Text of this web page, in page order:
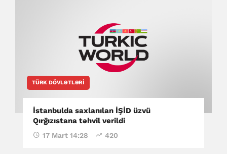
TÜRK DÖVLƏTLƏRI
İstanbulda saxlanılan İŞİD üzvü
Qırğızıstana təhvil verildi
17 Mart 14:28 420